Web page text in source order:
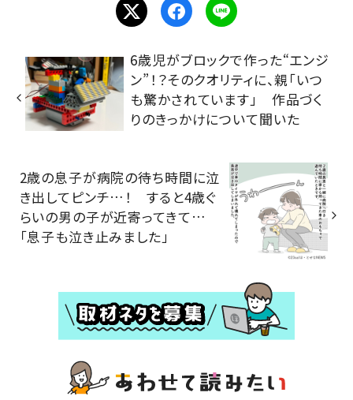
6歳児がブロックで作った“エンジ
ン”！？そのクオリティに、親「いつ
も驚かされています」 作品づく
りのきっかけについて聞いた
2歳の息子が病院の待ち時間に泣
き出してピンチ…！ すると4歳ぐ
らいの男の子が近寄ってきて…
「息子も泣き止みました」